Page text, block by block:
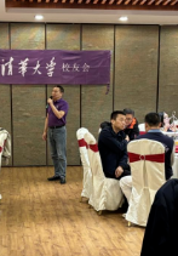
联系我们